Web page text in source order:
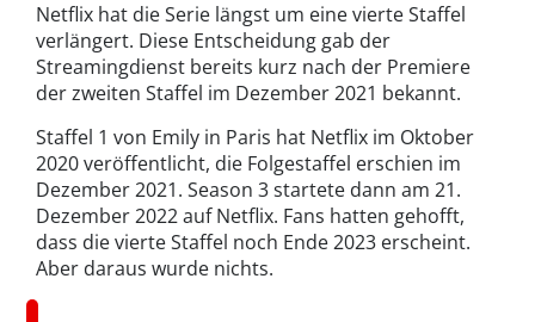
Netflix hat die Serie längst um eine vierte Staffel
verlängert. Diese Entscheidung gab der
Streamingdienst bereits kurz nach der Premiere
der zweiten Staffel im Dezember 2021 bekannt.
Staffel 1 von Emily in Paris hat Netflix im Oktober
2020 veröffentlicht, die Folgestaffel erschien im
Dezember 2021. Season 3 startete dann am 21.
Dezember 2022 auf Netflix. Fans hatten gehofft,
dass die vierte Staffel noch Ende 2023 erscheint.
Aber daraus wurde nichts.